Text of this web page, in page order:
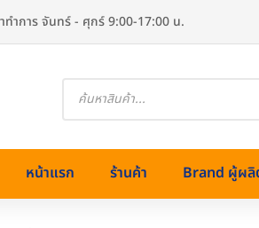
าทำการ จันทร์ - ศุกร์ 9:00-17:00 น.
Products
หน้าแรก ร้านค้า Brand ผู้ผ